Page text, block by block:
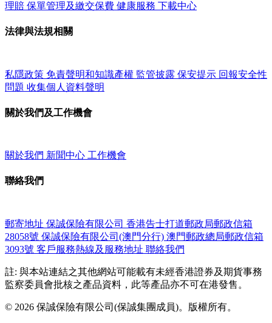
理賠 保單管理及繳交保費 健康服務 下載中心
法律與法規相關
私隱政策 免責聲明和知識產權 監管披露 保安提示 回報安全性
問題 收集個人資料聲明
關於我們及工作機會
關於我們 新聞中心 工作機會
聯絡我們
郵寄地址 保誠保險有限公司 香港告士打道郵政局郵政信箱
28058號 保誠保險有限公司(澳門分行) 澳門郵政總局郵政信箱
3093號 客戶服務熱線及服務地址 聯絡我們
註: 與本站連結之其他網站可能載有未經香港證券及期貨事務
監察委員會批核之產品資料，此等產品亦不可在港發售。
© 2026 保誠保險有限公司(保誠集團成員)。版權所有。